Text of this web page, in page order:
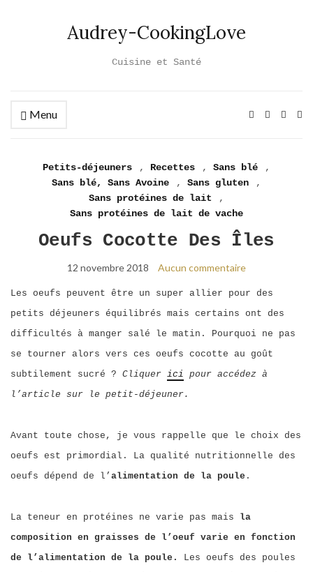
Audrey-CookingLove
Cuisine et Santé
Menu
Petits-déjeuners , Recettes , Sans blé
,
Sans blé, Sans Avoine
, Sans gluten
,
Sans protéines de lait
,
Sans protéines de lait de vache
Oeufs Cocotte Des Îles
12 novembre 2018 Aucun commentaire
Les oeufs peuvent être un super allier pour des
petits déjeuners équilibrés mais certains ont des
difficultés à manger salé le matin. Pourquoi ne pas
se tourner alors vers ces oeufs cocotte au goût
subtilement sucré ? Cliquer ici pour accédez à
l’article sur le petit-déjeuner.
Avant toute chose, je vous rappelle que le choix des
oeufs est primordial. La qualité nutritionnelle des
oeufs dépend de l’ alimentation de la poule .
La teneur en protéines ne varie pas mais la
composition en graisses de l’oeuf varie en fonction
de l’alimentation de la poule.
Les oeufs des poules